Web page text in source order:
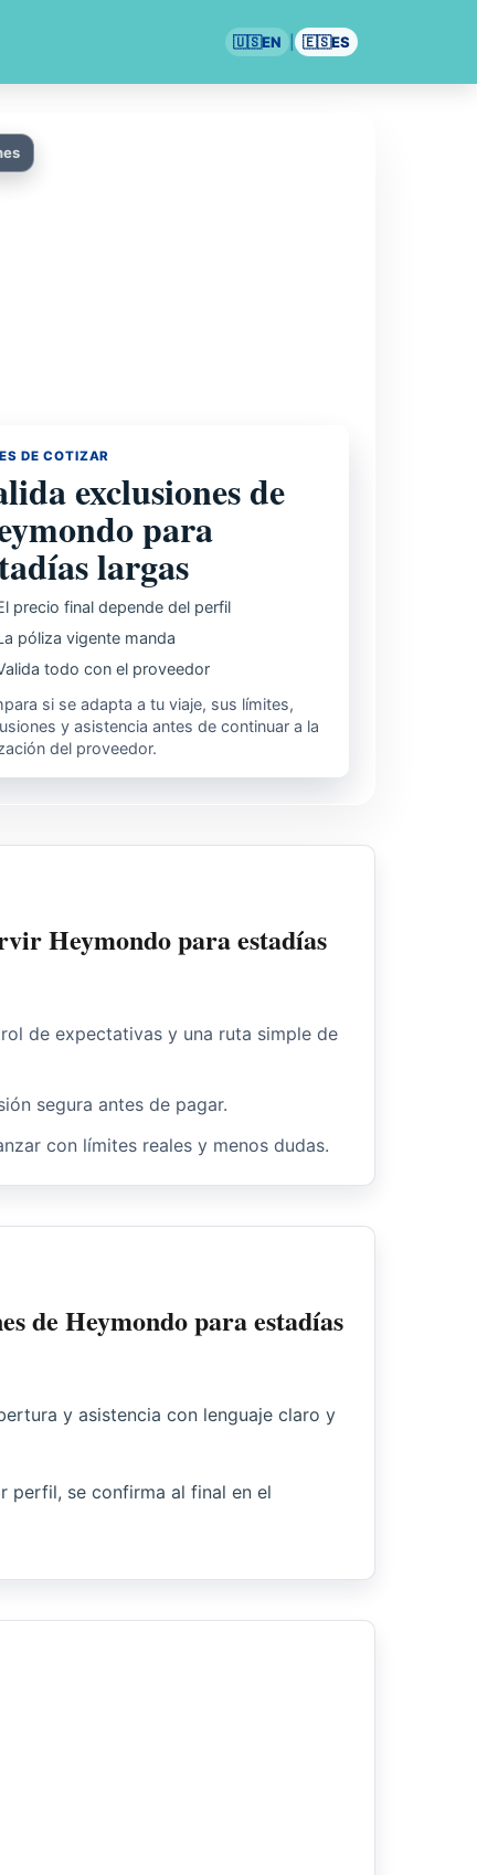
🇺🇸EN 🇪🇸ES
DE COTIZAR
exclusiones de
para
largas
precio final depende del perfil
póliza vigente manda
todo con el proveedor
si se adapta a tu viaje, sus límites,
y asistencia antes de continuar a la
del proveedor.
Heymondo para estadías
de expectativas y una ruta simple de
segura antes de pagar.
con límites reales y menos dudas.
de Heymondo para estadías
y asistencia con lenguaje claro y
perfil, se confirma al final en el